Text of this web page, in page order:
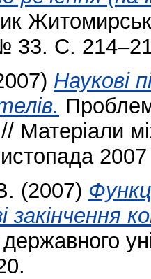
33. С.
Наукові
Матеріали
(2007)
закінчення